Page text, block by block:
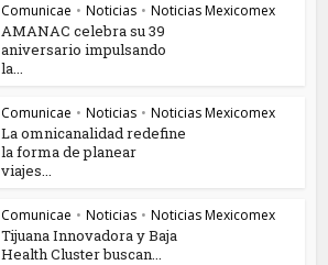
Comunicae • Noticias • Noticias Mexicomex
AMANAC celebra su 39
aniversario impulsando
la...
Comunicae • Noticias • Noticias Mexicomex
La omnicanalidad redefine
la forma de planear
viajes...
Comunicae • Noticias • Noticias Mexicomex
Tijuana Innovadora y Baja
Health Cluster buscan...